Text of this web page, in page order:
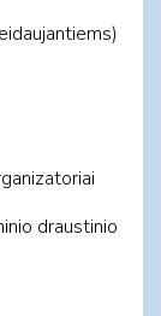
draustinio